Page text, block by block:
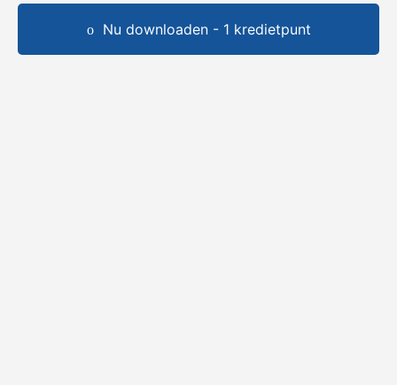
Nu downloaden - 1 kredietpunt